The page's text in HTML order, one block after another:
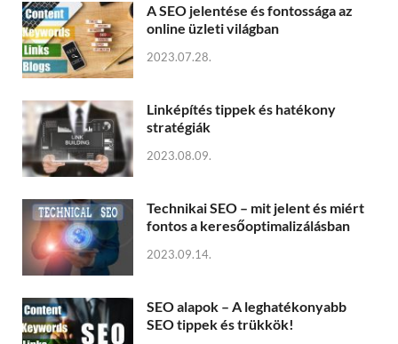
A SEO jelentése és fontossága az
online üzleti világban
2023.07.28.
Linképítés tippek és hatékony
stratégiák
2023.08.09.
Technikai SEO – mit jelent és miért
fontos a keresőoptimalizálásban
2023.09.14.
SEO alapok – A leghatékonyabb
SEO tippek és trükkök!